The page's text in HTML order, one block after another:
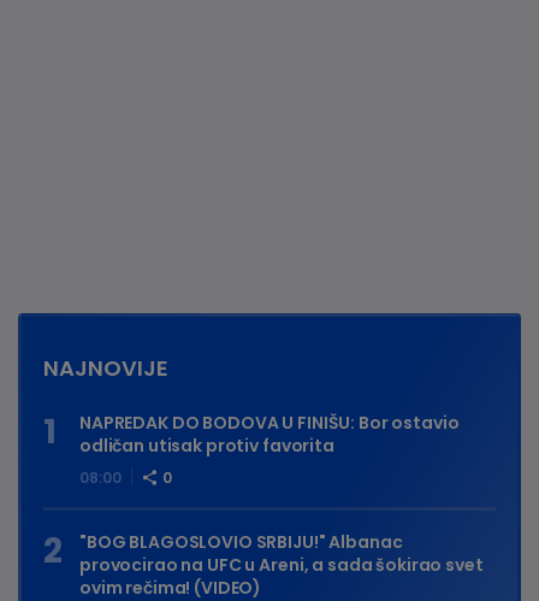
NAJNOVIJE
08:00 0
NAPREDAK DO BODOVA U FINIŠU: Bor ostavio
odličan utisak protiv favorita
"BOG BLAGOSLOVIO SRBIJU!" Albanac
provocirao na UFC u Areni, a sada šokirao svet
ovim rečima! (VIDEO)